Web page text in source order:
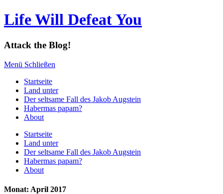
Life Will Defeat You
Attack the Blog!
Menü Schließen
Startseite
Land unter
Der seltsame Fall des Jakob Augstein
Habermas papam?
About
Startseite
Land unter
Der seltsame Fall des Jakob Augstein
Habermas papam?
About
Monat: April 2017